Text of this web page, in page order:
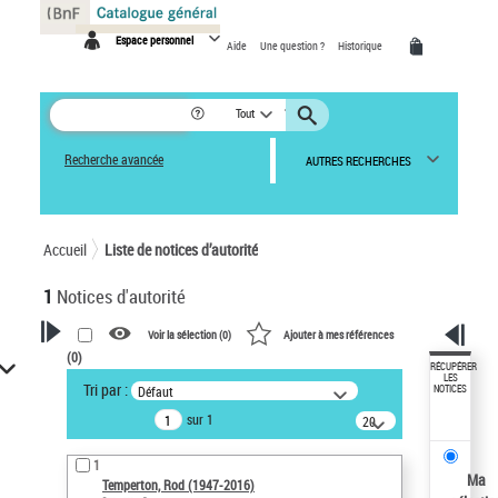
Espace personnel Aide Une question ? Historique
Tout
Recherche avancée AUTRES RECHERCHES
Accueil Liste de notices d’autorité
1 Notices d'autorité
VOTRE RECHERCHE
Recherche avancée dans les
notices d’autorité
Œuvres liées à l'auteur :
Temperton, Rod (1947-2016)
Voir la sélection (0) Ajouter à mes références
(0)
Tri par : Défaut
sur 1
20
résultats/page
1
Temperton, Rod (1947-2016)
RÉCUPÉRER
LES
NOTICES
Ma
Panneau de gestion des cookies